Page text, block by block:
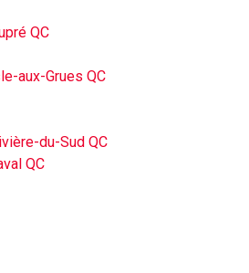
QC
aux-Grues QC
du-Sud QC
QC